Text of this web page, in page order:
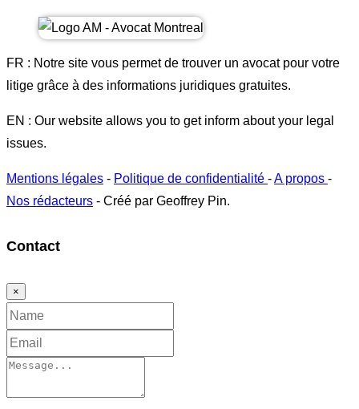
FR : Notre site vous permet de trouver un avocat pour votre
litige grâce à des informations juridiques gratuites.
EN : Our website allows you to get inform about your legal
issues.
Mentions légales - Politique de confidentialité -A propos -
Nos rédacteurs - Créé par Geoffrey Pin.
Contact
×